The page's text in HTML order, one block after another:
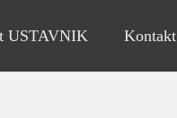
USTAVNIK Kontakt